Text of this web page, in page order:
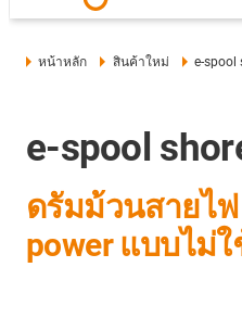
หน้าหลัก สินค้าใหม่ e-spool
e-spool
ดรัมม้วนสายไ
power แบบไม่